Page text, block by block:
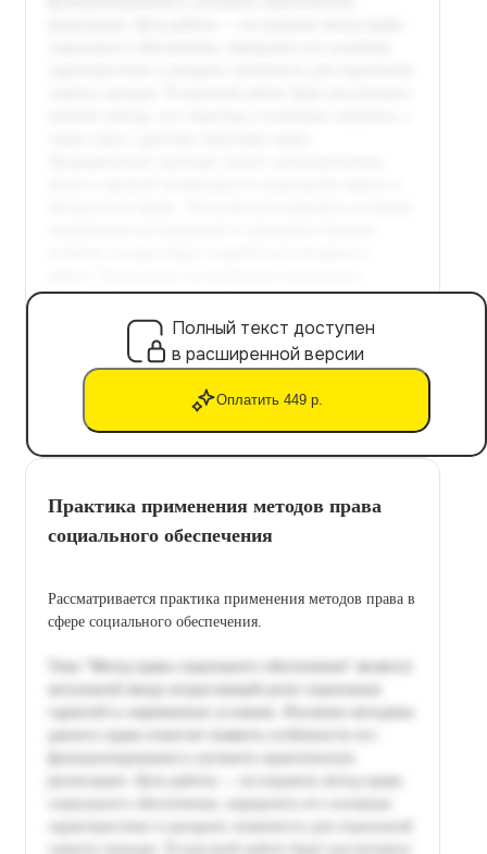
Полный текст доступен
в расширенной версии
Оплатить 449 р.
Практика применения методов права
социального обеспечения
Рассматривается практика применения методов права в
сфере социального обеспечения.